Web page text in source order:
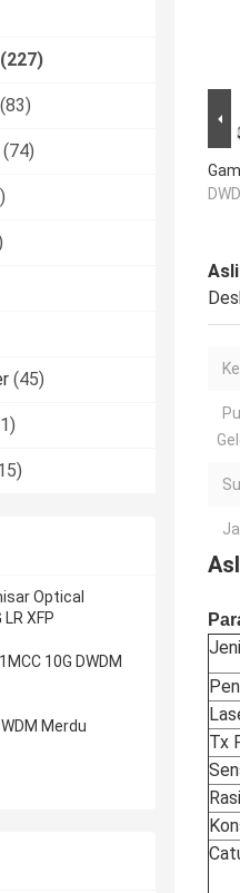
(227)
(83)
(74)
(45)
Optical
XFP
10G DWDM
Merdu
Tx